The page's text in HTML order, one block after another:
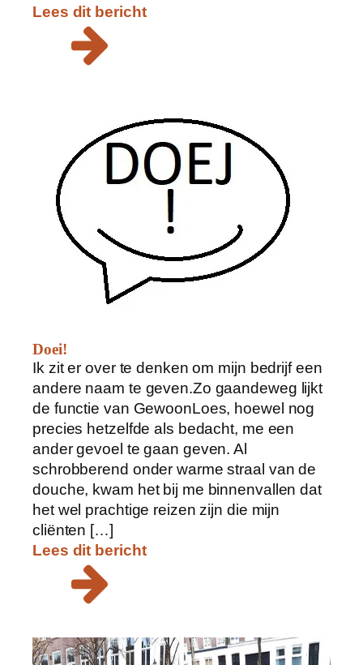
Lees dit bericht
Doei!
Ik zit er over te denken om mijn bedrijf een
andere naam te geven.Zo gaandeweg lijkt
de functie van GewoonLoes, hoewel nog
precies hetzelfde als bedacht, me een
ander gevoel te gaan geven. Al
schrobberend onder warme straal van de
douche, kwam het bij me binnenvallen dat
het wel prachtige reizen zijn die mijn
cliënten […]
Lees dit bericht